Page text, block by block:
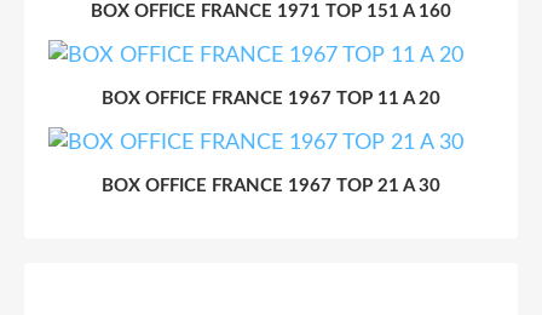
BOX OFFICE FRANCE 1971 TOP 151 A 160
BOX OFFICE FRANCE 1967 TOP 11 A 20
BOX OFFICE FRANCE 1967 TOP 21 A 30